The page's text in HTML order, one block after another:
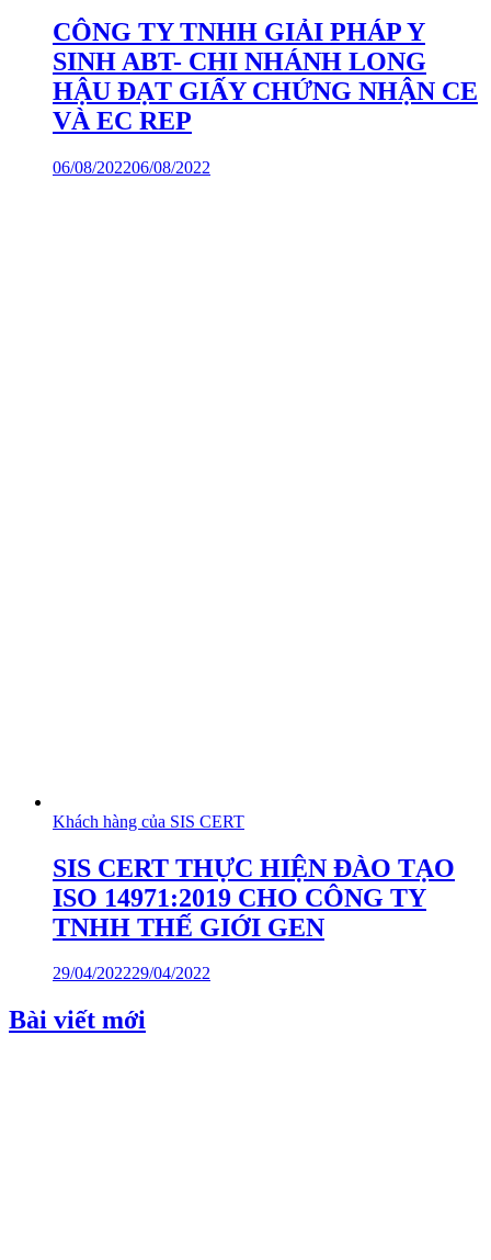
CÔNG TY TNHH GIẢI PHÁP Y
SINH ABT- CHI NHÁNH LONG
HẬU ĐẠT GIẤY CHỨNG NHẬN CE
VÀ EC REP
06/08/202206/08/2022
Khách hàng của SIS CERT
SIS CERT THỰC HIỆN ĐÀO TẠO
ISO 14971:2019 CHO CÔNG TY
TNHH THẾ GIỚI GEN
29/04/202229/04/2022
Bài viết mới